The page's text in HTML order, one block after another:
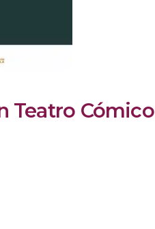
Teatro Cómico